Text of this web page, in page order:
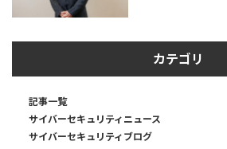
カテゴリ
記事一覧
サイバーセキュリティニュース
サイバーセキュリティブログ